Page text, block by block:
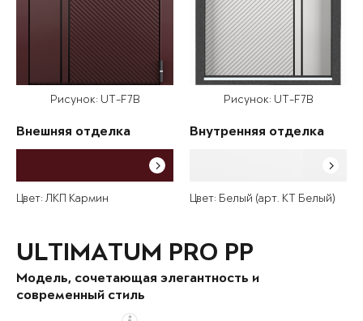
Рисунок: UT-F7B
Внешняя отделка
Цвет: ЛКП Кармин
Рисунок: UT-F7B
Внутренняя отделка
Цвет: Белый (арт. КТ Белый)
ULTIMATUM PRO PP
Модель, сочетающая элегантность и
современный стиль